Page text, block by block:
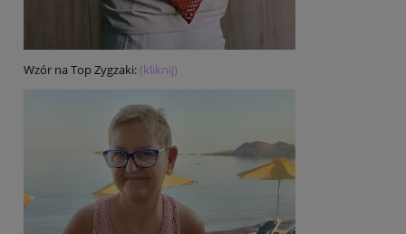
Wzór na Top Zygzaki:(kliknij)